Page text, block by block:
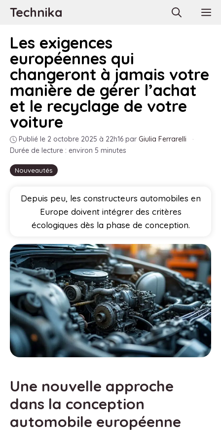
AllerTechnika
Nouveautés
Les exigences
européennes qui
changeront à jamais votre
manière de gérer l’achat
et le recyclage de votre
voiture
Publié le 2 octobre 2025 à 22h16 par Giulia Ferrarelli
·
Durée de lecture : environ 5 minutes
Depuis peu, les constructeurs automobiles en
Europe doivent intégrer des critères
écologiques dès la phase de conception.
Une nouvelle approche
dans la conception
automobile européenne